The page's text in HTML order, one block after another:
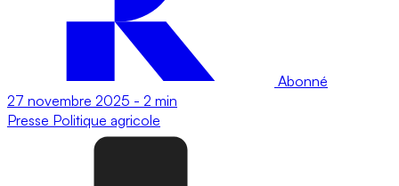
Abonné
27 novembre 2025 - 2 min
Presse Politique agricole